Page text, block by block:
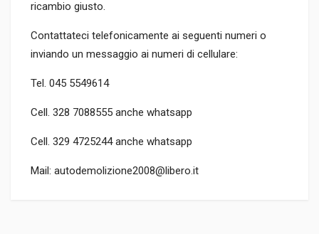
ricambio giusto.
Contattateci telefonicamente ai seguenti numeri o
inviando un messaggio ai numeri di cellulare:
Tel. 045 5549614
Cell. 328 7088555 anche whatsapp
Cell. 329 4725244 anche whatsapp
Mail: autodemolizione2008@libero.it